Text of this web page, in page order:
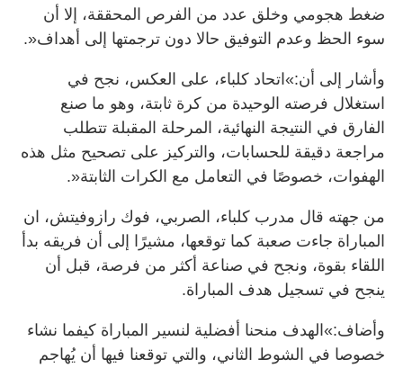
ضغط هجومي وخلق عدد من الفرص المحققة، إلا أن
سوء الحظ وعدم التوفيق حالا دون ترجمتها إلى أهداف«.
وأشار إلى أن:»اتحاد كلباء، على العكس، نجح في
استغلال فرصته الوحيدة من كرة ثابتة، وهو ما صنع
الفارق في النتيجة النهائية، المرحلة المقبلة تتطلب
مراجعة دقيقة للحسابات، والتركيز على تصحيح مثل هذه
الهفوات، خصوصًا في التعامل مع الكرات الثابتة«.
من جهته قال مدرب كلباء، الصربي، فوك رازوفيتش، ان
المباراة جاءت صعبة كما توقعها، مشيرًا إلى أن فريقه بدأ
اللقاء بقوة، ونجح في صناعة أكثر من فرصة، قبل أن
ينجح في تسجيل هدف المباراة.
وأضاف:»الهدف منحنا أفضلية لنسير المباراة كيفما نشاء
خصوصا في الشوط الثاني، والتي توقعنا فيها أن يُهاجم